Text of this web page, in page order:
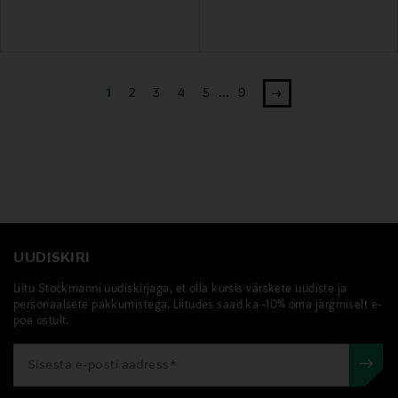
1 2 3 4 5 ... 9
UUDISKIRI
Liitu Stockmanni uudiskirjaga, et olla kursis värskete uudiste ja
personaalsete pakkumistega. Liitudes saad ka -10% oma järgmiselt e-
poe ostult.